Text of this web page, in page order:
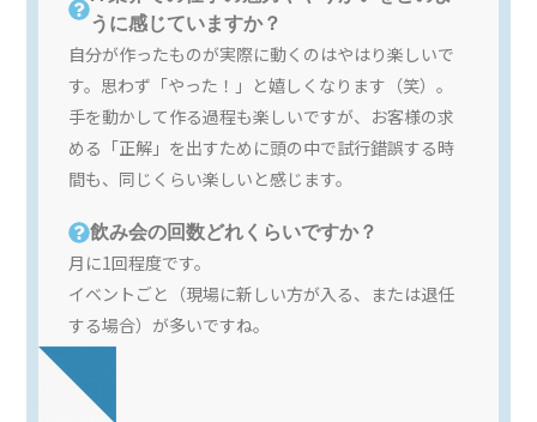
うに感じていますか？
自分が作ったものが実際に動くのはやはり楽しいで
す。思わず「やった！」と嬉しくなります（笑）。
手を動かして作る過程も楽しいですが、お客様の求
める「正解」を出すために頭の中で試行錯誤する時
間も、同じくらい楽しいと感じます。
飲み会の回数どれくらいですか？
月に1回程度です。
イベントごと（現場に新しい方が入る、または退任
する場合）が多いですね。